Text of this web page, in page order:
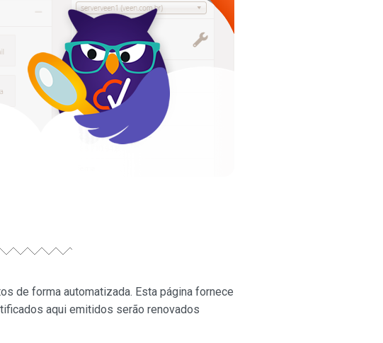
de forma automatizada. Esta página fornece
aqui emitidos serão renovados